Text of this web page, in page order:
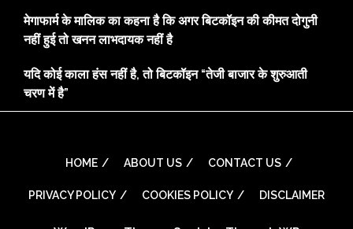
मेगाफार्म के मालिक का कहना है कि अगर बिटकॉइन की कीमत दोगुनी
नहीं हुई तो खनन लाभदायक नहीं है
यदि कोई काला हंस नहीं है, तो बिटकॉइन “तेजी बाजार के शुरुआती
चरण में है”
HOME ABOUT US CONTACT US
PRIVACY POLICY COOKIES POLICY DISCLAIMER